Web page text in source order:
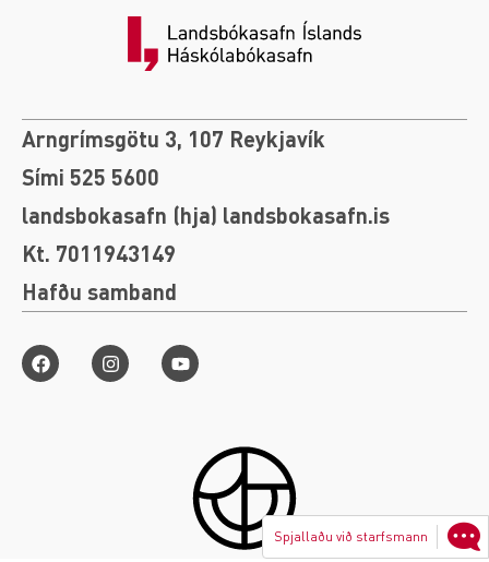
Spjallaðu við starfsmann
Arngrímsgötu 3, 107 Reykjavík
Sími 525 5600
landsbokasafn (hja) landsbokasafn.is
Kt. 7011943149
Hafðu samband